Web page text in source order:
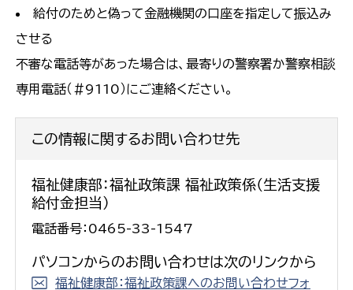
給付のためと偽って金融機関の口座を指定して振込み
させる
不審な電話等があった場合は、最寄りの警察署か警察相談
専用電話（＃9110）にご連絡ください。
この情報に関するお問い合わせ先
福祉健康部：福祉政策課 福祉政策係（生活支援
給付金担当）
電話番号：0465-33-1547
パソコンからのお問い合わせは次のリンクから
福祉健康部：福祉政策課へのお問い合わせフォ